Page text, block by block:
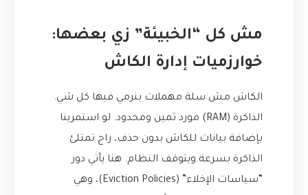
مش كل “الخبيئة” زي بعضها:
خوارزميات إدارة الكاش
الكاش مش سلة مهملات بنرمي فيها كل شي.
الذاكرة (RAM) مورد ثمين ومحدود. لو استمرينا
بإضافة بيانات للكاش بدون حذف، راح تمتلئ
الذاكرة بسرعة ويتوقف النظام. هنا يأتي دور
“سياسات الإخلاء” (Eviction Policies)، وهي